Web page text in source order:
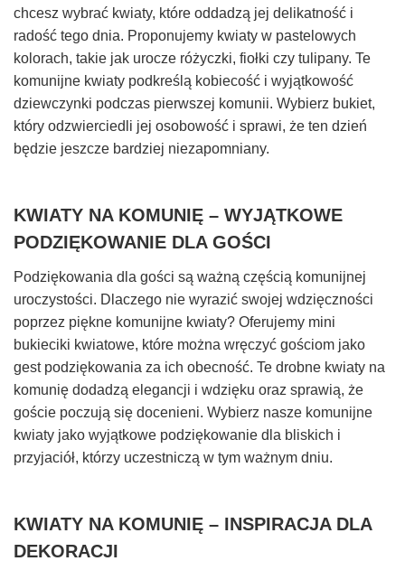
chcesz wybrać kwiaty, które oddadzą jej delikatność i
radość tego dnia. Proponujemy kwiaty w pastelowych
kolorach, takie jak urocze różyczki, fiołki czy tulipany. Te
komunijne kwiaty podkreślą kobiecość i wyjątkowość
dziewczynki podczas pierwszej komunii. Wybierz bukiet,
który odzwierciedli jej osobowość i sprawi, że ten dzień
będzie jeszcze bardziej niezapomniany.
KWIATY NA KOMUNIĘ – WYJĄTKOWE
PODZIĘKOWANIE DLA GOŚCI
Podziękowania dla gości są ważną częścią komunijnej
uroczystości. Dlaczego nie wyrazić swojej wdzięczności
poprzez piękne komunijne kwiaty? Oferujemy mini
bukieciki kwiatowe, które można wręczyć gościom jako
gest podziękowania za ich obecność. Te drobne kwiaty na
komunię dodadzą elegancji i wdzięku oraz sprawią, że
goście poczują się docenieni. Wybierz nasze komunijne
kwiaty jako wyjątkowe podziękowanie dla bliskich i
przyjaciół, którzy uczestniczą w tym ważnym dniu.
KWIATY NA KOMUNIĘ – INSPIRACJA DLA
DEKORACJI